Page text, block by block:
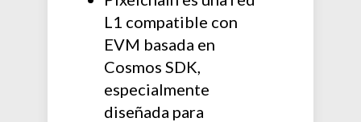
L1 compatible con
EVM basada en
Cosmos SDK,
especialmente
diseñada para